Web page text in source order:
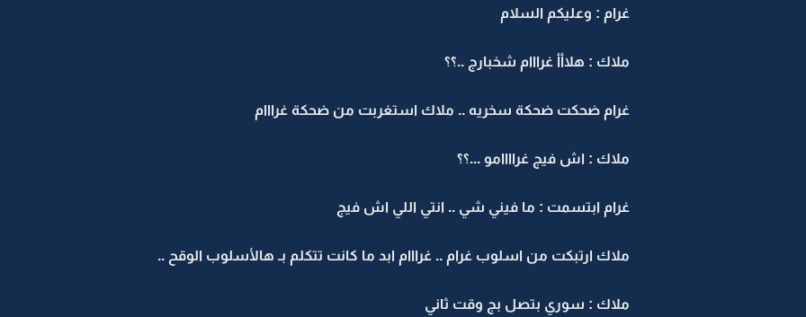
غرام : وعليكم السلام
ملاك : هلاأأ غرااام شخبارج ..؟؟
غرام ضحكت ضحكة سخريه .. ملاك استغربت من ضحكة غرااام
ملاك : اش فيج غراااامو ...؟؟
غرام ابتسمت : ما فيني شي .. انتي اللي اش فيج
ملاك ارتبكت من اسلوب غرام .. غرااام ابد ما كانت تتكلم بـ هالأسلوب الوقح ..
ملاك : سوري بتصل بج وقت ثاني